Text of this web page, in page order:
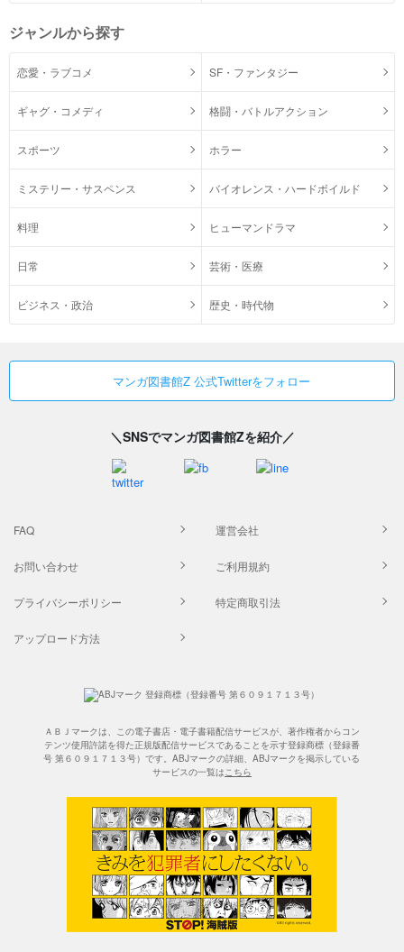
ジャンルから探す
恋愛・ラブコメ SF・ファンタジー
ギャグ・コメディ 格闘・バトルアクション
スポーツ ホラー
ミステリー・サスペンス バイオレンス・ハードボイルド
料理 ヒューマンドラマ
日常 芸術・医療
ビジネス・政治 歴史・時代物
マンガ図書館Z 公式Twitterをフォロー
＼SNSでマンガ図書館Zを紹介／
FAQ 運営会社
お問い合わせ ご利用規約
プライバシーポリシー 特定商取引法
アップロード方法
ＡＢＪマークは、この電子書店・電子書籍配信サービスが、著作権者からコン
テンツ使用許諾を得た正規版配信サービスであることを示す登録商標（登録番
号 第６０９１７１３号）です。ABJマークの詳細、ABJマークを掲示している
サービスの一覧はこちら